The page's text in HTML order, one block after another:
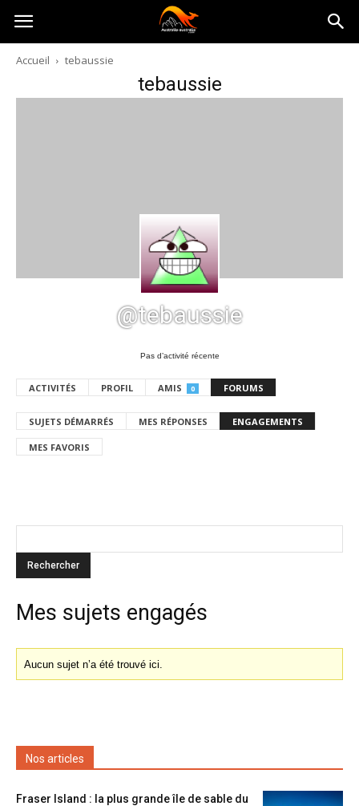
Australia-
australie.com
Accueil tebaussie
tebaussie
@tebaussie
Pas d’activité récente
ACTIVITÉS PROFIL AMIS 0 FORUMS
SUJETS DÉMARRÉS MES RÉPONSES ENGAGEMENTS
MES FAVORIS
Mes sujets engagés
Aucun sujet n’a été trouvé ici.
Nos articles
Fraser Island : la plus grande île de sable du